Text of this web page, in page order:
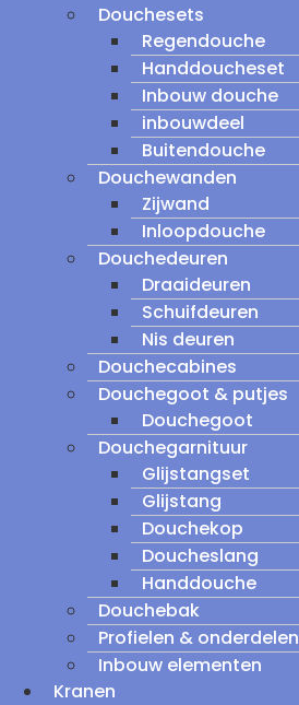
Douchesets
Regendouche
Handdoucheset
Inbouw douche
inbouwdeel
Buitendouche
Douchewanden
Zijwand
Inloopdouche
Douchedeuren
Draaideuren
Schuifdeuren
Nis deuren
Douchecabines
Douchegoot & putjes
Douchegoot
Douchegarnituur
Glijstangset
Glijstang
Douchekop
Doucheslang
Handdouche
Douchebak
Profielen & onderdelen
Inbouw elementen
Kranen